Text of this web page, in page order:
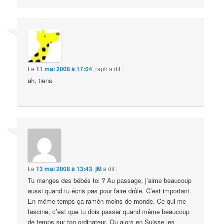
Le11 mai 2008 à 17:04,raph a dit :
ah, tiens
Le13 mai 2008 à 13:43,jMa dit :
Tu manges des bébés toi ? Au passage, j’aime beaucoup
aussi quand tu écris pas pour faire drôle. C’est important.
En même temps ça ramèn moins de monde. Ce qui me
fascine, c’est que tu dois passer quand même beaucoup
de temps sur ton ordinateur. Ou alors en Suisse les